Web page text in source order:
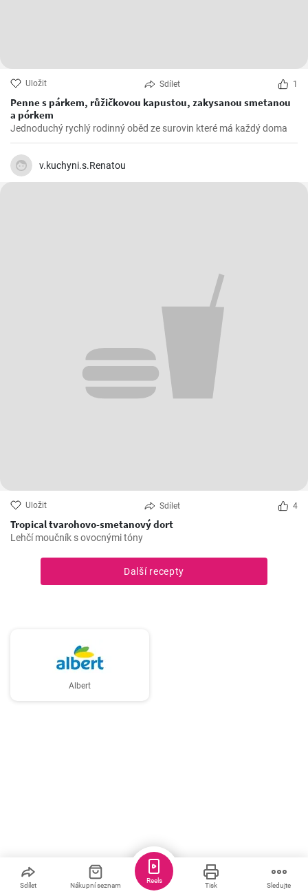
Uložit Sdílet 1
Penne s párkem, růžičkovou kapustou, zakysanou smetanou
a pórkem
Jednoduchý rychlý rodinný oběd ze surovin které má každý doma
v.kuchyni.s.Renatou
Uložit Sdílet 4
Tropical tvarohovo-smetanový dort
Lehčí moučník s ovocnými tóny
Další recepty
Albert
Sdílet Nákupní seznam Tisk Sledujte
Reels